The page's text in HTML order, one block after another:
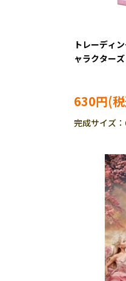
トレーディ
ャラクタ
630円
完成サイズ